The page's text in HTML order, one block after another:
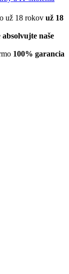
už 18
absolvujte naše
100% garancia